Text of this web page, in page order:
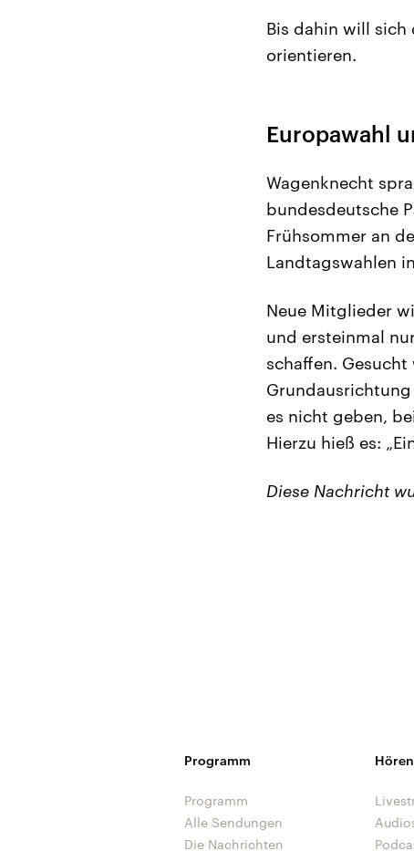
Bis dahin will sich
orientieren.
Europawahl
Wagenknecht
bundesdeutsche
Frühsommer an
Landtagswahlen
Neue Mitglieder
und ersteinmal
schaffen.
es nicht geben,
Hierzu hieß es:
Diese Nachricht
Programm
Programm
Alle Sendungen
Die Nachrichten
Hören